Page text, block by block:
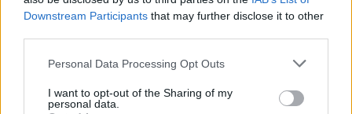
Downstream Participants that may further disclose it to other
Personal Data Processing Opt Outs
I want to opt-out of the Sharing of my
personal data.
Tutti i documenti e servizi disponibili →
Documenti più richiesti